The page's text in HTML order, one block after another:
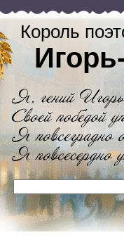
Король